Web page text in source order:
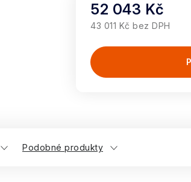
52 043 Kč
43 011 Kč bez DPH
Podobné produkty